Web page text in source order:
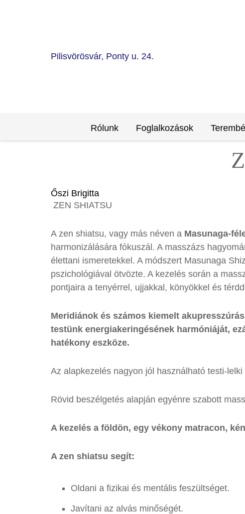
Pilisvörösvár, Ponty u. 24.
Rólunk Foglalkozások
Őszi Brigitta
ZEN SHIATSU
A zen shiatsu, vagy más néven a Masunaga-
harmonizálására fókuszál. A masszázs
élettani ismeretekkel. A módszert Masunaga
pszichológiával ötvözte. A kezelés során a
pontjaira a tenyérrel, ujjakkal, könyökkel és
Meridiánok és számos kiemelt
testünk energiakeringésének harmóniáját,
hatékony eszköze.
Az alapkezelés nagyon jól használható testi-
Rövid beszélgetés alapján egyénre szabott
A kezelés a földön, egy vékony matracon,
A zen shiatsu segít:
Oldani a fizikai és mentális feszültséget.
Javítani az alvás minőségét.